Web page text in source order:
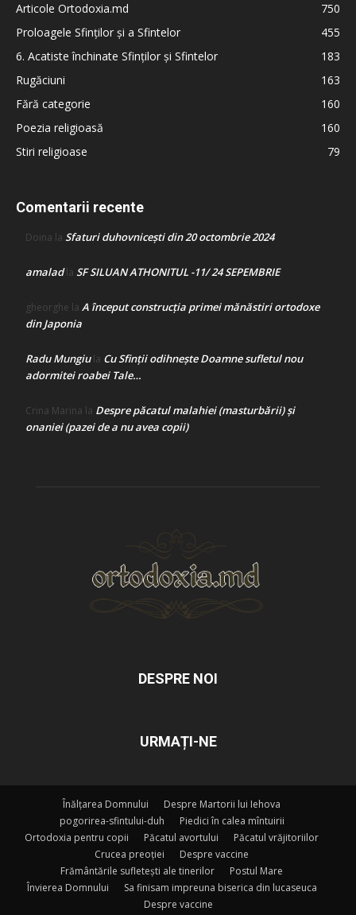
Articole Ortodoxia.md
750
Proloagele Sfinților și a Sfintelor
455
6. Acatiste închinate Sfinților și Sfintelor
183
Rugăciuni
163
Fără categorie
160
Poezia religioasă
160
Stiri religioase
79
Comentarii recente
Doina la Sfaturi duhovnicești din 20 octombrie 2024
amaladla SF SILUAN ATHONITUL -11/ 24 SEPEMBRIE
gheorghe la A început construcţia primei mănăstiri ortodoxe
din Japonia
Radu Mungiula Cu Sfinții odihnește Doamne sufletul nou
adormitei roabei Tale…
Crina Marina la Despre păcatul malahiei (masturbării) şi
onaniei (pazei de a nu avea copii)
DESPRE NOI
URMAȚI-NE
Înălțarea Domnului
Despre Martorii lui Iehova
pogorirea-sfintului-duh
Piedici în calea mîntuirii
Ortodoxia pentru copii
Păcatul avortului
Păcatul vrăjitoriilor
Crucea preoției
Despre vaccine
Frământările sufletești ale tinerilor
Postul Mare
Învierea Domnului
Sa finisam impreuna biserica din lucaseuca
Despre vaccine